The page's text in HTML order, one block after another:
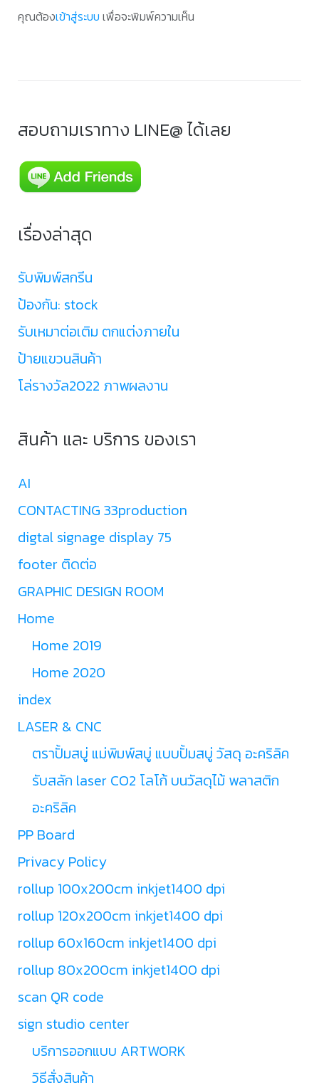
คุณต้องเข้าสู่ระบบ เพื่อจะพิมพ์ความเห็น
สอบถามเราทาง LINE@ ได้เลย
เรื่องล่าสุด
รับพิมพ์สกรีน
ป้องกัน: stock
รับเหมาต่อเติม ตกแต่งภายใน
ป้ายแขวนสินค้า
โล่รางวัล2022 ภาพผลงาน
สินค้า และ บริการ ของเรา
AI
CONTACTING 33production
digtal signage display 75
footer ติดต่อ
GRAPHIC DESIGN ROOM
Home
Home 2019
Home 2020
index
LASER & CNC
ตราปั้มสบู่ แม่พิมพ์สบู่ แบบปั้มสบู่ วัสดุ อะคริลิค
รับสลัก laser CO2 โลโก้ บนวัสดุไม้ พลาสติก
อะคริลิค
PP Board
Privacy Policy
rollup 100x200cm inkjet1400 dpi
rollup 120x200cm inkjet1400 dpi
rollup 60x160cm inkjet1400 dpi
rollup 80x200cm inkjet1400 dpi
scan QR code
sign studio center
บริการออกแบบ ARTWORK
วิธีสั่งสินค้า